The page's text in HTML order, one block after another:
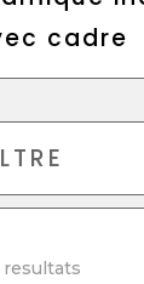
cadre
resultats